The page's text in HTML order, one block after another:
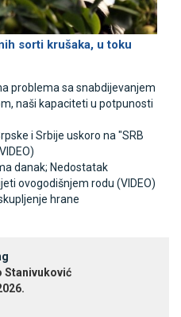
sorti krušaka, u toku
problema sa snabdijevanjem
naši kapaciteti u potpunosti
i Srbije uskoro na "SRB
danak; Nedostatak
ovogodišnjem rodu (VIDEO)
hrane
Stanivuković